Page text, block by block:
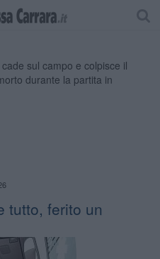
tutto, ferito un